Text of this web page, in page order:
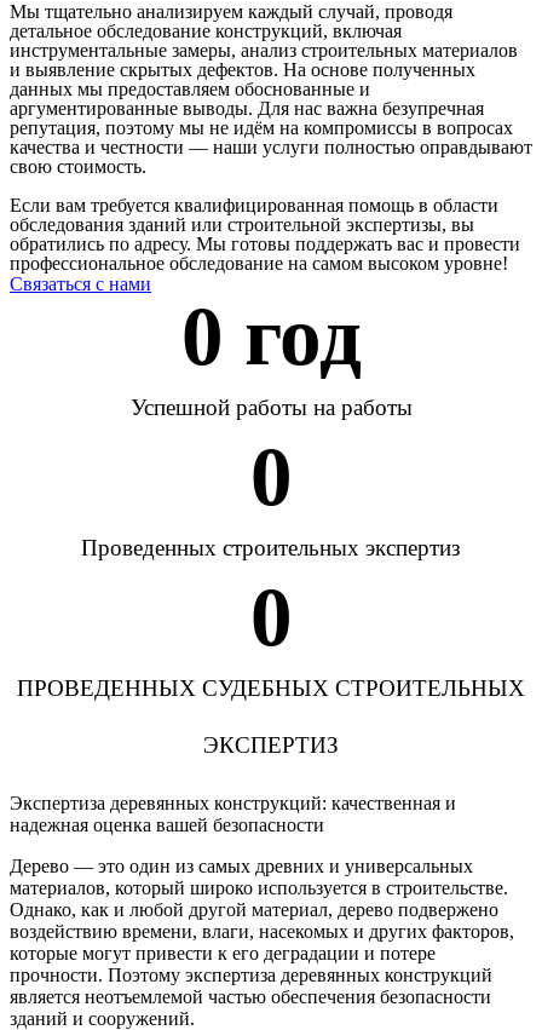
Мы тщательно анализируем каждый случай, проводя
детальное обследование конструкций, включая
инструментальные замеры, анализ строительных материалов
и выявление скрытых дефектов. На основе полученных
данных мы предоставляем обоснованные и
аргументированные выводы. Для нас важна безупречная
репутация, поэтому мы не идём на компромиссы в вопросах
качества и честности — наши услуги полностью оправдывают
свою стоимость.
Если вам требуется квалифицированная помощь в области
обследования зданий или строительной экспертизы, вы
обратились по адресу. Мы готовы поддержать вас и провести
профессиональное обследование на самом высоком уровне!
Связаться с нами
0 год
Успешной работы на работы
0
Проведенных строительных экспертиз
0
ПРОВЕДЕННЫХ СУДЕБНЫХ СТРОИТЕЛЬНЫХ
ЭКСПЕРТИЗ
Экспертиза деревянных конструкций: качественная и
надежная оценка вашей безопасности
Дерево — это один из самых древних и универсальных
материалов, который широко используется в строительстве.
Однако, как и любой другой материал, дерево подвержено
воздействию времени, влаги, насекомых и других факторов,
которые могут привести к его деградации и потере
прочности. Поэтому экспертиза деревянных конструкций
является неотъемлемой частью обеспечения безопасности
зданий и сооружений.